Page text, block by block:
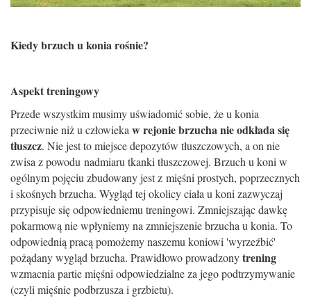
Kiedy brzuch u konia rośnie?
Aspekt treningowy
Przede wszystkim musimy uświadomićsobie, że u konia
przeciwnie niżu człowieka w rejonie brzucha nie odkłada się
tłuszcz. Nie jest to miejsce depozytów tłuszczowych, a on nie
zwisa z powodu nadmiaru tkanki tłuszczowej. Brzuch u koni w
ogólnym pojęciu zbudowany jest z mięśni prostych, poprzecznych
i skośnych brzucha. Wygląd tej okolicy ciała u koni zazwyczaj
przypisuje sięodpowiedniemu treningowi. Zmniejszając dawkę
pokarmową nie wpłyniemy na zmniejszenie brzucha u konia. To
odpowiednią pracą pomożemy naszemu koniowi 'wyrzeźbić'
pożądany wygląd brzucha. Prawidłowo prowadzonytrening
wzmacnia partie mięśni odpowiedzialne za jego podtrzymywanie
(czyli mięśnie podbrzusza i grzbietu).